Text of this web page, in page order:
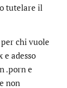
tutelare il
chi vuole
adesso
.porn e
non